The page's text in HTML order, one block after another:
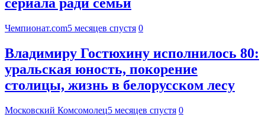
сериала ради семьи
Чемпионат.com5 месяцев спустя 0
Владимиру Гостюхину исполнилось 80:
уральская юность, покорение
столицы, жизнь в белорусском лесу
Московский Комсомолец5 месяцев спустя 0